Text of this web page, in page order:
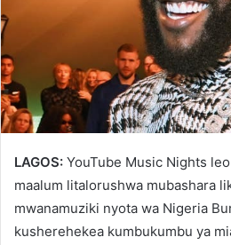
LAGOS: YouTube Music Nights
maalum litalorushwa mubashara
mwanamuziki nyota wa Nigeria
kusherehekea kumbukumbu ya